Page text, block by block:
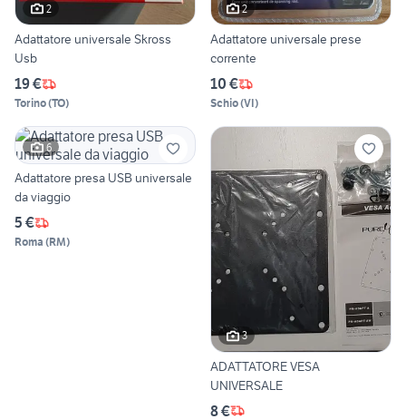
2
Adattatore universale Skross
Usb
19 €
Torino(TO)
2
Adattatore universale prese
corrente
10 €
Schio(VI)
6
Adattatore presa USB universale
da viaggio
5 €
Roma (RM)
3
ADATTATORE VESA
UNIVERSALE
8 €